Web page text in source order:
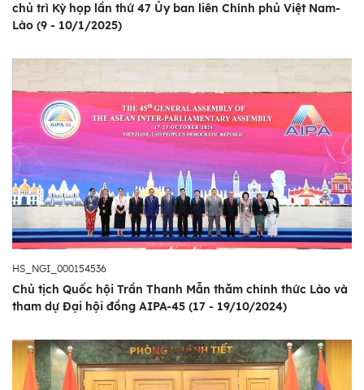
chủ trì Kỳ họp lần thứ 47 Ủy ban liên Chính phủ Việt Nam-
Lào (9 - 10/1/2025)
HS_NGI_000154536
Chủ tịch Quốc hội Trần Thanh Mẫn thăm chính thức Lào và
tham dự Đại hội đồng AIPA-45 (17 - 19/10/2024)